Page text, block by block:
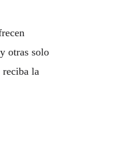
otras solo
reciba la